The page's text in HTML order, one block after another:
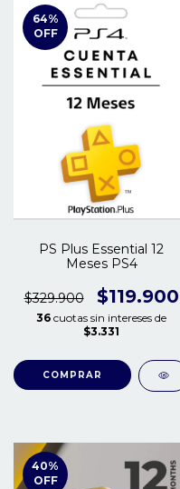
64%
OFF
PS Plus Essential 12
Meses PS4
$329.900 $119.900
36 cuotas sin intereses de
$3.331
40%
OFF